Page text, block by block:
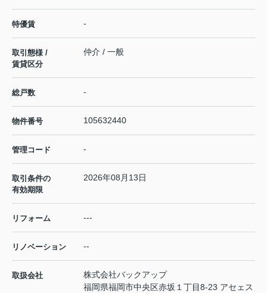
特優賃 -
取引態様 /
賃貸区分
仲介 / 一般
総戸数 -
物件番号 105632440
管理コード -
取引条件の
有効期限
2026年08月13日
リフォーム ---
リノベーション --
取扱会社
株式会社バックアップ
福岡県福岡市中央区赤坂１丁目8-23 アセェス